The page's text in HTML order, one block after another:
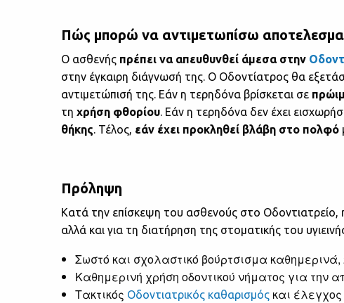
Πώς μπορώ να αντιμετωπίσω
Ο ασθενής πρέπει να απευθυνθεί άμεσα στην
στην έγκαιρη διάγνωσή της. Ο Οδοντίατρος θα
αντιμετώπισή της. Εάν η τερηδόνα βρίσκεται σε
τη χρήση φθορίου. Εάν η τερηδόνα δεν έχει
θήκης. Τέλος, εάν έχει προκληθεί βλάβη στο πολφό
Πρόληψη
Κατά την επίσκεψη του ασθενούς στο Οδοντιατρείο,
αλλά και για τη διατήρηση της στοματικής του
Σωστό και σχολαστικό βούρτσισμα
Καθημερινή χρήση οδοντικού νήματος για την
Τακτικός Οδοντιατρικός καθαρισμός και έλεγχος